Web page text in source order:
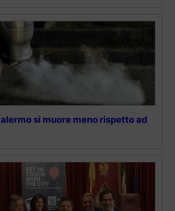
si muore meno rispetto ad